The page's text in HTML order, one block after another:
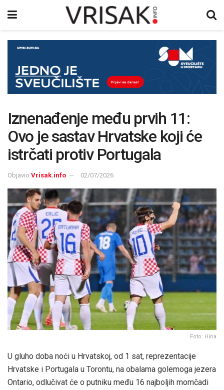
Iznenađenje među prvih 11:
Ovo je sastav Hrvatske koji će
istrčati protiv Portugala
Objavio Vrisak.info 02/07/2026
Foto: Hina
U gluho doba noći u Hrvatskoj, od 1 sat, reprezentacije
Hrvatske i Portugala u Torontu, na obalama golemoga jezera
Ontario, odlučivat će o putniku među 16 najboljih momčadi